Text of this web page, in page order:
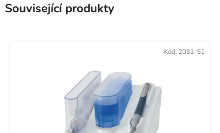
Související produkty
Kód: 2031-51